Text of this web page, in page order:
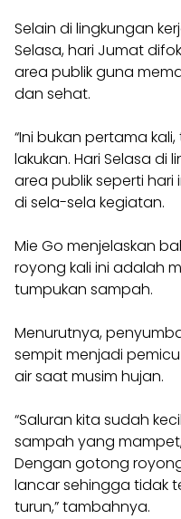
Selain di lingkungan
Selasa, hari Jumat
area publik guna
dan sehat.
“Ini bukan pertama
lakukan. Hari Selasa di
area publik seperti hari
di sela-sela kegiatan.
Mie Go menjelaskan
royong kali ini adalah
tumpukan sampah.
Menurutnya,
sempit menjadi
air saat musim hujan.
“Saluran kita sudah
sampah yang
Dengan gotong
lancar sehingga tidak
turun,” tambahnya.